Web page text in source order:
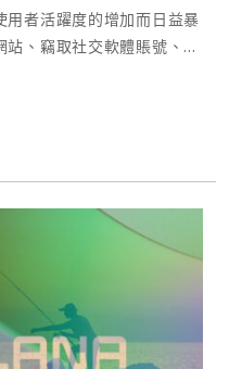
者活躍度的增加而日益暴
、竊取社交軟體賬號、建
資訊以及釋出虛假應用程
，導致資產損失，釣魚形
性等特徵。